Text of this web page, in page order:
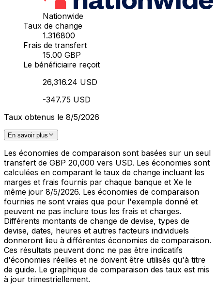
Nationwide
Taux de change
1.316800
Frais de transfert
15.00 GBP
Le bénéficiaire reçoit
26,316.24 USD
-347.75 USD
Taux obtenus le 8/5/2026
En savoir plus
Les économies de comparaison sont basées sur un seul
transfert de GBP 20,000 vers USD. Les économies sont
calculées en comparant le taux de change incluant les
marges et frais fournis par chaque banque et Xe le
même jour 8/5/2026. Les économies de comparaison
fournies ne sont vraies que pour l'exemple donné et
peuvent ne pas inclure tous les frais et charges.
Différents montants de change de devise, types de
devise, dates, heures et autres facteurs individuels
donneront lieu à différentes économies de comparaison.
Ces résultats peuvent donc ne pas être indicatifs
d'économies réelles et ne doivent être utilisés qu'à titre
de guide. Le graphique de comparaison des taux est mis
à jour trimestriellement.